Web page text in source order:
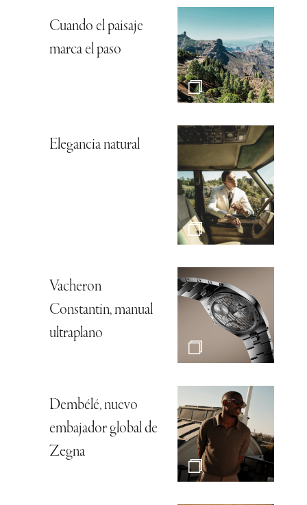
Cuando el paisaje
marca el paso
Elegancia natural
Vacheron
Constantin, manual
ultraplano
Dembélé, nuevo
embajador global de
Zegna